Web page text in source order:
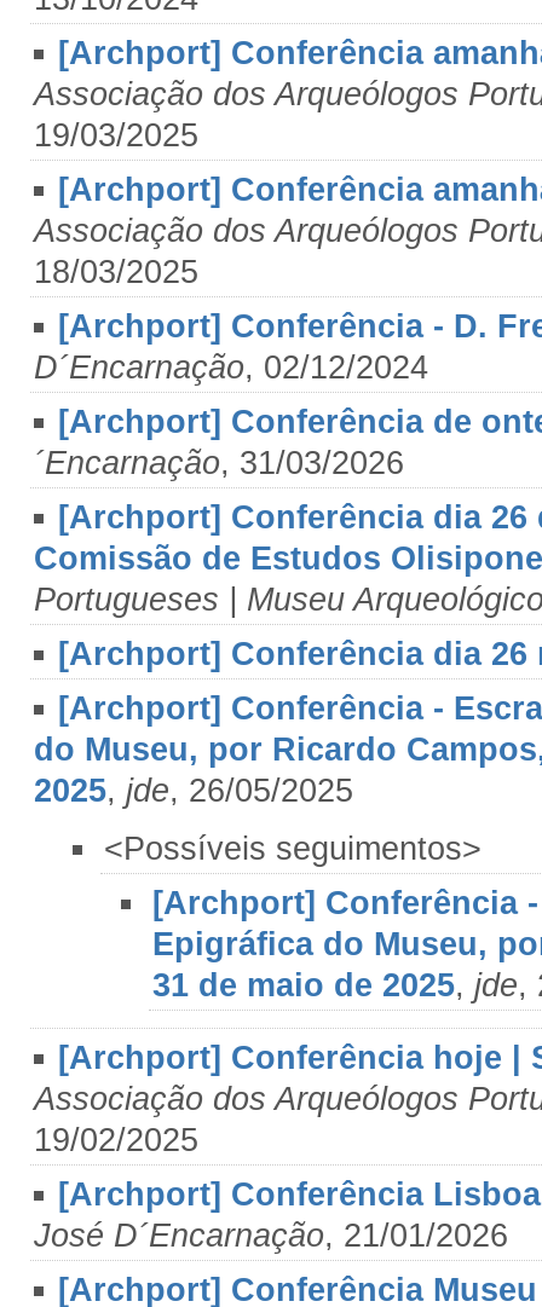
[Archport] Conferência
Associação dos Arqueólogos
19/03/2025
[Archport] Conferência
Associação dos Arqueólogos
18/03/2025
[Archport] Conferência - D.
D´Encarnação, 02/12/2024
[Archport] Conferência de
´Encarnação, 31/03/2026
[Archport] Conferência dia
Comissão de Estudos
Portugueses | Museu
[Archport] Conferência dia 26
[Archport] Conferência -
do Museu, por Ricardo
2025, jde, 26/05/2025
<Possíveis seguimentos>
[Archport] Conferência
Epigráfica do Museu,
31 de maio de 2025, jde,
[Archport] Conferência hoje |
Associação dos Arqueólogos
19/02/2025
[Archport] Conferência
José D´Encarnação, 21/01/2026
[Archport] Conferência